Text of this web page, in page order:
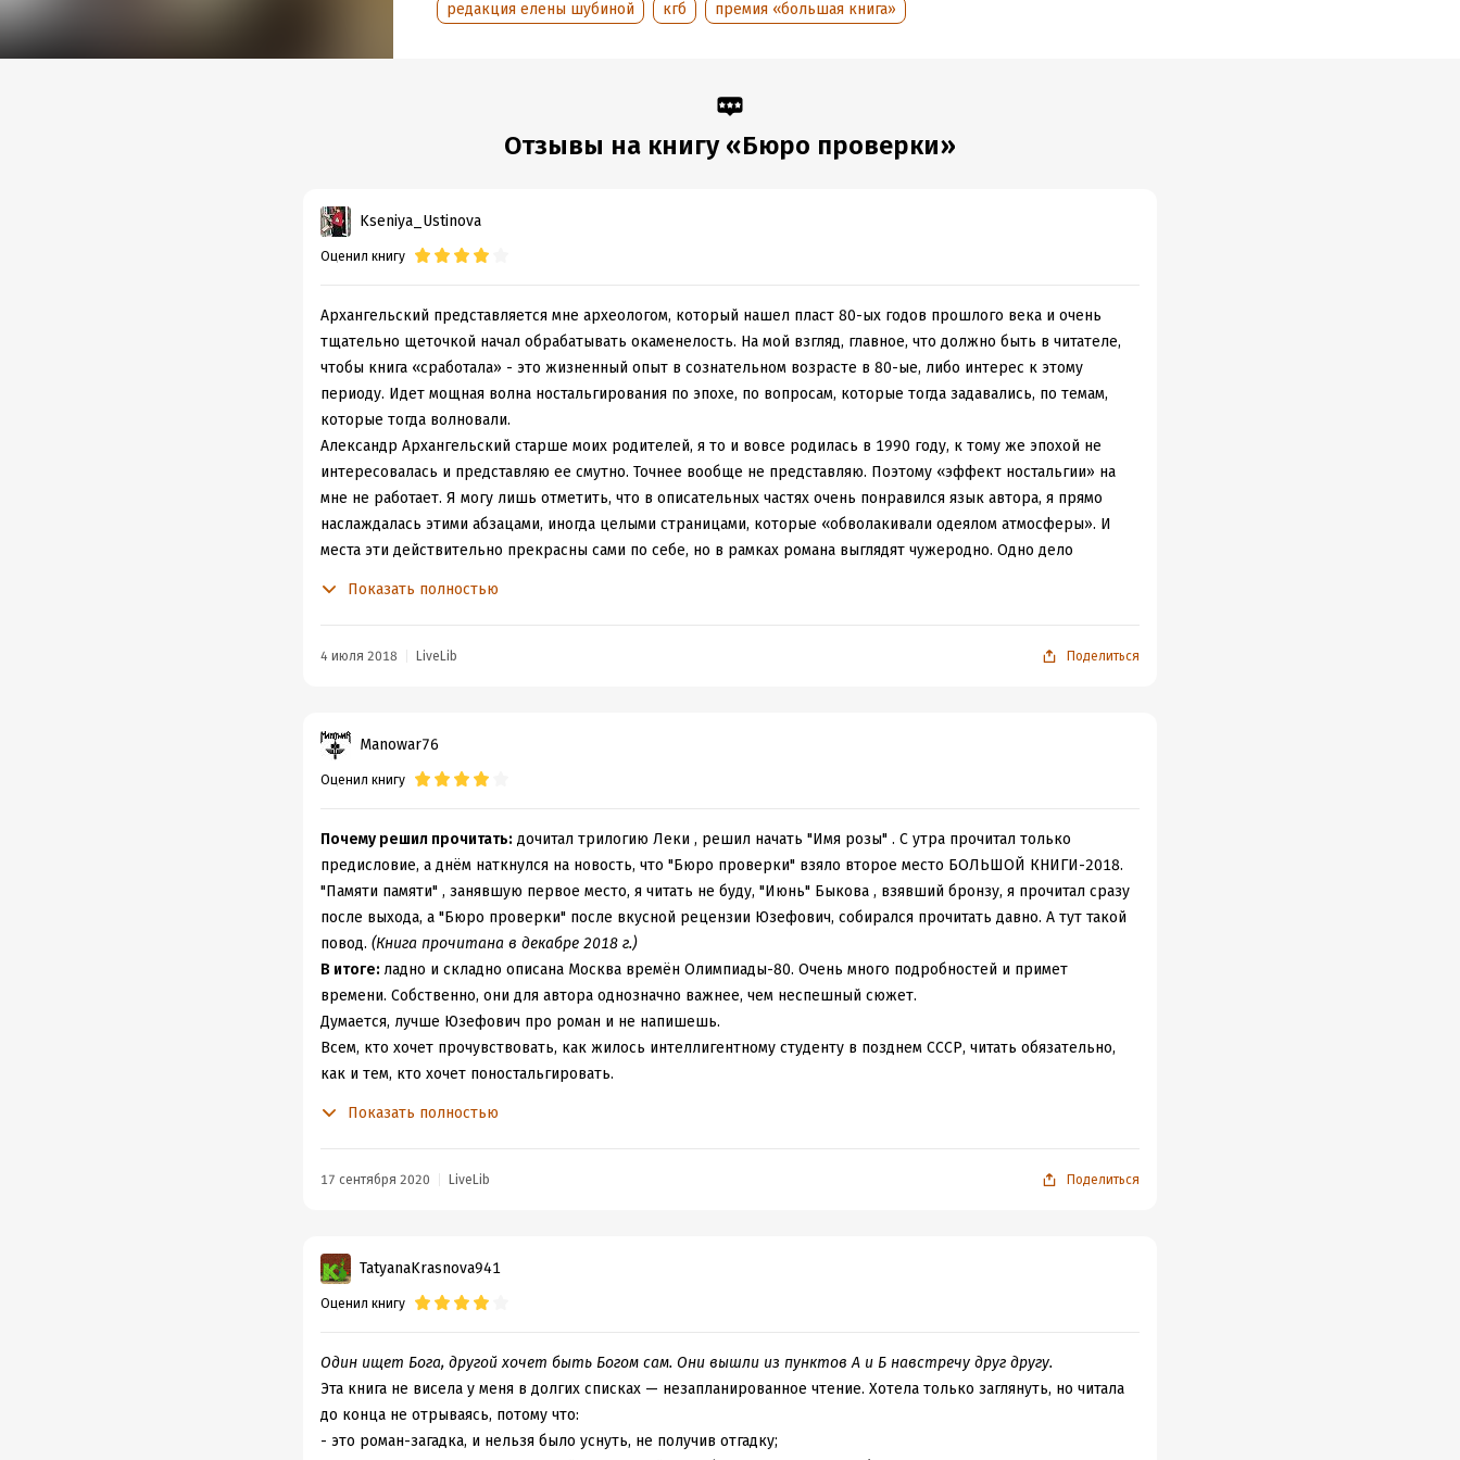
история любви, религиозные метания, просмотры запрещенных фильмов и допросы
3-е издание, исправленное и дополненное
Дата написания:
Год издания:
редакция елены шубиной
кгб премия «большая книга»
Отзывы на книгу «Бюро проверки»
Kseniya_Ustinova
Оценил книгу
Архангельский представляется мне археологом, который нашел пласт 80-ых годов прошлого века и очень
тщательно щеточкой начал обрабатывать окаменелость. На мой взгляд, главное, что должно быть в читателе,
чтобы книга «сработала» - это жизненный опыт в сознательном возрасте в 80-ые, либо интерес к этому
периоду. Идет мощная волна ностальгирования по эпохе, по вопросам, которые тогда задавались, по темам,
которые тогда волновали.
Александр Архангельский старше моих родителей, я то и вовсе родилась в 1990 году, к тому же эпохой не
интересовалась и представляю ее смутно. Точнее вообще не представляю. Поэтому «эффект ностальгии» на
мне не работает. Я могу лишь отметить, что в описательных частях очень понравился язык автора, я прямо
наслаждалась этими абзацами, иногда целыми страницами, которые «обволакивали одеялом атмосферы». И
места эти действительно прекрасны сами по себе, но в рамках романа выглядят чужеродно. Одно дело
жанра меня серьезно стопорили. Это нагнетание девяти дней, которые происходят «сейчас» и сюжеты
герой крайне инфантилен, податлив, как из глины каждый лепит из него что хочет, при том что никто ничего
не хочет и вообще Высоцкий умер.
Этот роман вполне могла написать, скажем, Маринина, в главные герои вывели бы Мусю, и все заиграло бы
Сразу вспоминается фраза Анны Наринской из встречи «Дискуссия: Как вести разговор о книгах», о том, что
современно русского писателя можно разве что похвалить за старание.
В этой книге чувствуется старание, но старание это вышло излишним. Сильное влияние редакции,
многочисленные переписывания сюжета, смещения акцентов, наполнение элементами. Герой потерялся,
детектив не детектив, все написано разным языком. А читатель я, увы, неподходящего возраста.
Показать полностью
4 июля 2018 LiveLib Поделиться
Manowar76
Оценил книгу
Почему решил прочитать: дочитал трилогию Леки , решил начать "Имя розы" . С утра прочитал только
предисловие, а днём наткнулся на новость, что "Бюро проверки" взяло второе место БОЛЬШОЙ КНИГИ-2018.
"Памяти памяти" , занявшую первое место, я читать не буду, "Июнь" Быкова , взявший бронзу, я прочитал сразу
после выхода, а "Бюро проверки" после вкусной рецензии Юзефович, собирался прочитать давно. А тут такой
повод. (Книга прочитана в декабре 2018 г.)
В итоге: ладно и складно описана Москва времён Олимпиады-80. Очень много подробностей и примет
времени. Собственно, они для автора однозначно важнее, чем неспешный сюжет.
Думается, лучше Юзефович про роман и не напишешь.
Всем, кто хочет прочувствовать, как жилось интеллигентному студенту в позднем СССР, читать обязательно,
как и тем, кто хочет поностальгировать.
Смешные пионерские флажки и похоронные бумажные цветочки в толпе, согнанной для встречи делегации
огромный синий почтовый ящик с выпуклыми буквами "Почта СССР";
парторги и комсорги;
междугородние звонки, которые в ручную коммутировали телефонистки;
профессорские шапочки;
пятирублёвые купюры;
крепдешиновые платья;
кассетные магнитофоны с Джо Дассеном;
Показать полностью
17 сентября 2020 LiveLib Поделиться
TatyanaKrasnova941
Оценил книгу
Один ищет Бога, другой хочет быть Богом сам. Они вышли из пунктов А и Б навстречу друг другу.
Эта книга не висела у меня в долгих списках — незапланированное чтение. Хотела только заглянуть, но читала
до конца не отрываясь, потому что:
- это роман-загадка, и нельзя было уснуть, не получив отгадку;